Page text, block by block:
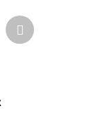
Další
produkt